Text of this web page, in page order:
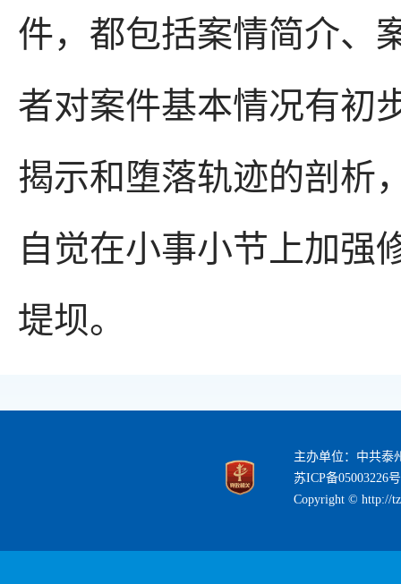
件，都包括案情简介、
者对案件基本情况有初
揭示和堕落轨迹的剖析
自觉在小事小节上加强
堤坝。
主办单位：中共泰
苏ICP备05003226号
Copyright © http://